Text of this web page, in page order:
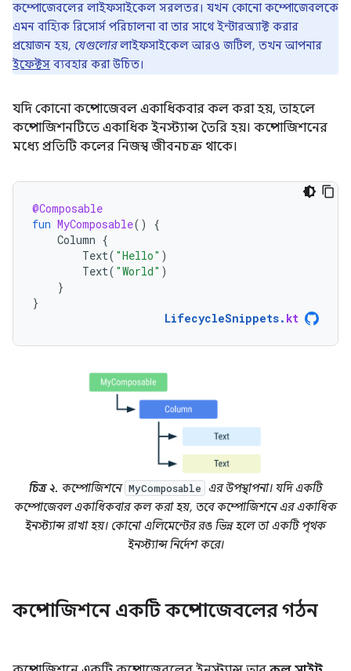
কম্পোজেবলের লাইফসাইকেল সরলতর। যখন কোনো কম্পোজেবলকে
এমন বাহ্যিক রিসোর্স পরিচালনা বা তার সাথে ইন্টারঅ্যাক্ট করার
প্রয়োজন হয়, যেগুলোরলাইফসাইকেল আরও জটিল, তখন আপনার
ইফেক্টস ব্যবহার করা উচিত।
যদি কোনো কম্পোজেবল একাধিকবার কল করা হয়, তাহলে
কম্পোজিশনটিতে একাধিক ইনস্ট্যান্স তৈরি হয়। কম্পোজিশনের
মধ্যে প্রতিটি কলের নিজস্ব জীবনচক্র থাকে।
@Composable
fun MyComposable()
{
Column {
Text( "Hello" )
Text( "World" )
}
}
LifecycleSnippets. kt
চিত্র ২. কম্পোজিশনে MyComposable
এর উপস্থাপনা। যদি একটি
কম্পোজেবল একাধিকবার কল করা হয়, তবে কম্পোজিশনে এর একাধিক
ইনস্ট্যান্স রাখা হয়। কোনো এলিমেন্টের রঙ ভিন্ন হলে তা একটি পৃথক
ইনস্ট্যান্স নির্দেশ করে।
কম্পোজিশনে একটি কম্পোজেবলের গঠন